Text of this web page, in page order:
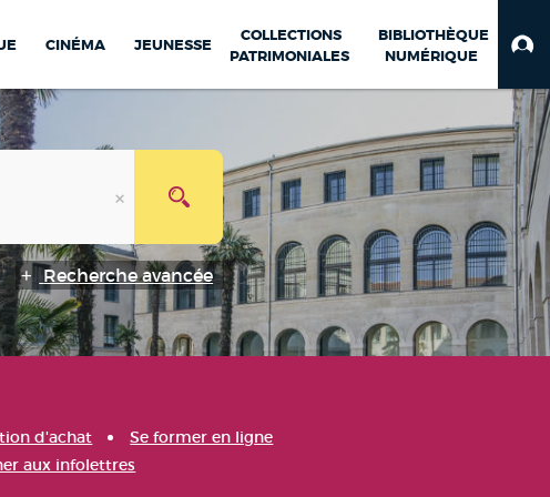
CINÉMA JEUNESSE
COLLECTIONS
PATRIMONIALES
BIBLIOTHÈQUE
NUMÉRIQUE
Recherche avancée
d'achat
Se former en ligne
aux infolettres